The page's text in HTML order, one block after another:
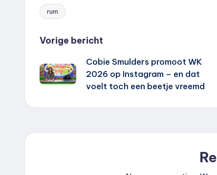
Tags:
rum
Bericht
navigatie
Vorige bericht
Cobie Smulders promoot WK
2026 op Instagram – en dat
voelt toch een beetje vreemd